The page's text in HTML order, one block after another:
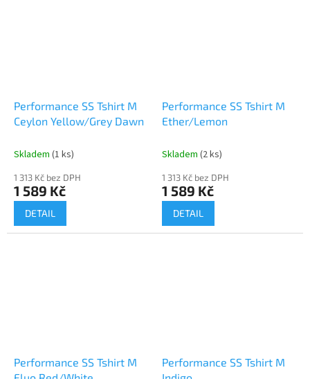
Performance SS Tshirt M
Ceylon Yellow/Grey Dawn
Skladem (1 ks)
1 313 Kč bez DPH
1 589 Kč
DETAIL
Performance SS Tshirt M
Ether/Lemon
Skladem (2 ks)
1 313 Kč bez DPH
1 589 Kč
DETAIL
Performance SS Tshirt M
Performance SS Tshirt M